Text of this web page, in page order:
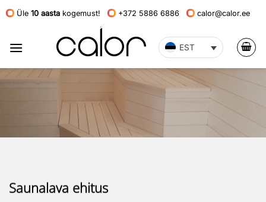
Skip
Üle 10 aastakogemust! +372 5886 6886 calor@calor.ee
EST
Saunalava ehitus